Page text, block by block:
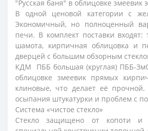
"Русская баня" в облицовке змеевик
В одной ценовой категории с
Экономичный, но полноценный
печи. В комплект поставки входят:
шамота, кирпичная облицовка и
дверцей с большим обзорным
КДМ ПББ большая (круглая) ПББ-
облицовке змеевик прямых
клиновые, что делает её
осыпания штукатурки и проблем с
Система «чистое стекло»
Стекло защищено от копоти и